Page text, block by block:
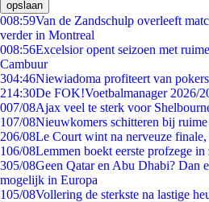
opslaan
008:59Van de Zandschulp overleeft
verder in Montreal
008:56Excelsior opent seizoen met
Cambuur
304:46Niewiadoma profiteert van
214:30De FOK!Voetbalmanager 2026/
007/08Ajax veel te sterk voor
107/08Nieuwkomers schitteren bij
206/08Le Court wint na nerveuze finale,
106/08Lemmen boekt eerste profzege
305/08Geen Qatar en Abu Dhabi? Dan
mogelijk in Europa
105/08Vollering de sterkste na lastige